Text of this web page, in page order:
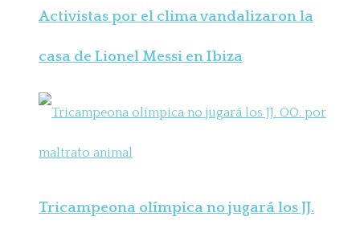
Activistas por el clima vandalizaron la
casa de Lionel Messi en Ibiza
Tricampeona olímpica no jugará los JJ.